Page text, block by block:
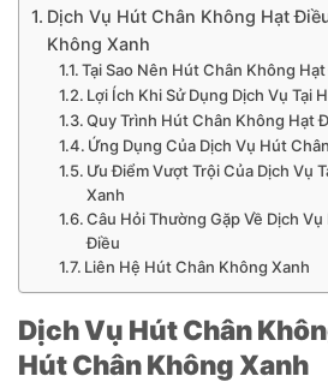
Dịch Vụ Hút Chân Không Hạt
Không Xanh
Tại Sao Nên Hút Chân Không
Lợi Ích Khi Sử Dụng Dịch Vụ Tại
Quy Trình Hút Chân Không Hạt
Ứng Dụng Của Dịch Vụ Hút
Ưu Điểm Vượt Trội Của Dịch Vụ
Xanh
Câu Hỏi Thường Gặp Về Dịch
Điều
Liên Hệ Hút Chân Không Xanh
Dịch Vụ Hút Chân
Hút Chân Không Xanh